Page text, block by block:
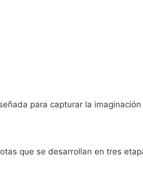
para capturar la
que se desarrollan en tres